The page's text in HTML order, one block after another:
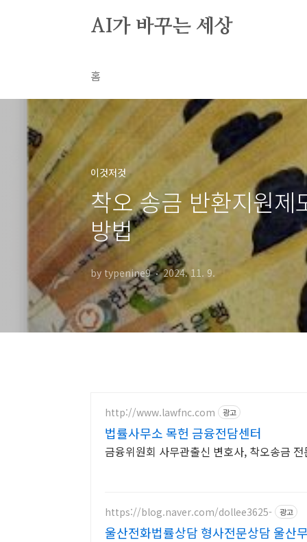
AI가 바꾸는 세상
홈
이것저것
착오 송금 반환지원
방법
by typenine9 2024. 11. 9.
http://www.lawfnc.com 광고
법률사무소 목헌 금융전담센터
금융위원회 사무관출신 변호사, 착오송금
https://blog.naver.com/dollee3625- 광고
울산전화법률상담 형사전문상담 울산